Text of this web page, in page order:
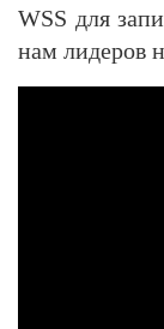
WSS для
нам лидеров